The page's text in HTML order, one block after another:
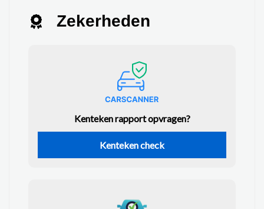
Zekerheden
Kenteken rapport opvragen?
Kenteken check